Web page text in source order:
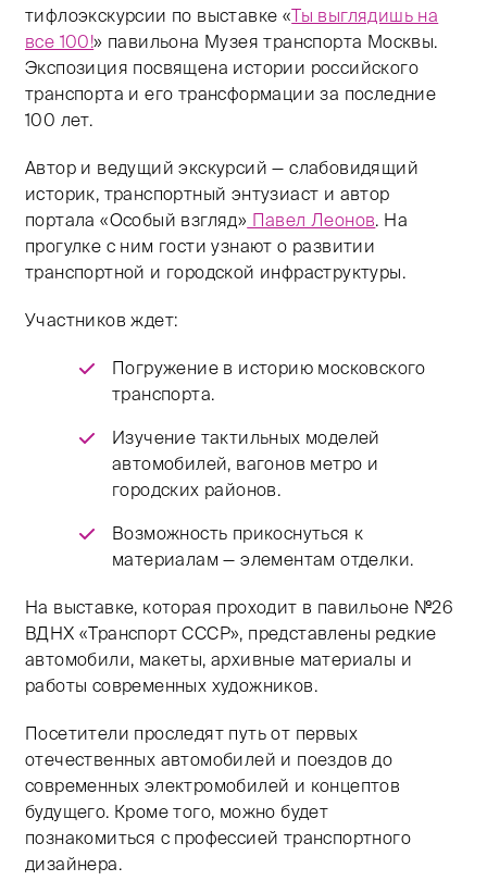
тифлоэкскурсии по выставке «Ты выглядишь на
все 100!» павильона Музея транспорта Москвы.
Экспозиция посвящена истории российского
транспорта и его трансформации за последние
100 лет.
Автор и ведущий экскурсий — слабовидящий
историк, транспортный энтузиаст и автор
портала «Особый взгляд» Павел Леонов . На
прогулке с ним гости узнают о развитии
транспортной и городской инфраструктуры.
Участников ждет:
Погружение в историю московского
транспорта.
Изучение тактильных моделей
автомобилей, вагонов метро и
городских районов.
Возможность прикоснуться к
материалам — элементам отделки.
На выставке, которая проходит в павильоне №26
ВДНХ «Транспорт СССР», представлены редкие
автомобили, макеты, архивные материалы и
работы современных художников.
Посетители проследят путь от первых
отечественных автомобилей и поездов до
современных электромобилей и концептов
будущего. Кроме того, можно будет
познакомиться с профессией транспортного
дизайнера.